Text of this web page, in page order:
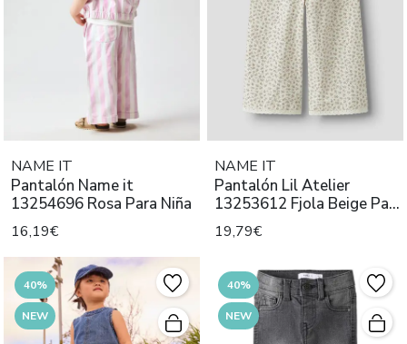
NAME IT
Pantalón Name it
13254696 Rosa Para Niña
16,19€
NAME IT
Pantalón Lil Atelier
13253612 Fjola Beige Para
Niñ
19,79€
40%
NEW
40%
NEW